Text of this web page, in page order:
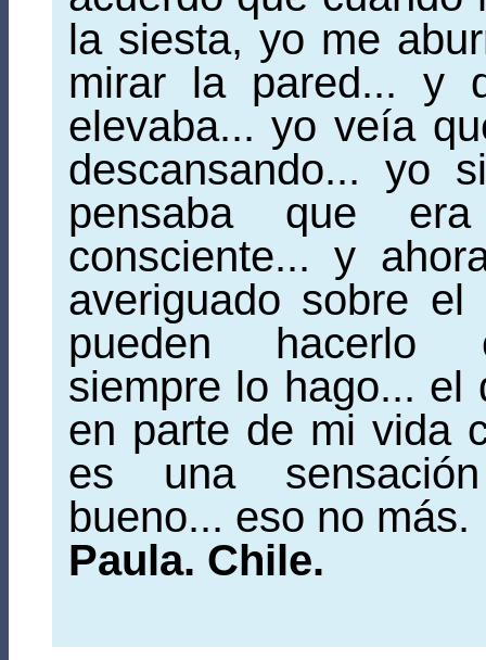
la siesta, yo me
mirar la pared... y
elevaba... yo veía
descansando... yo
pensaba que
consciente... y
averiguado sobre
pueden hacerlo
siempre lo hago... el
en parte de mi vida
es una
bueno... eso no más.
Paula. Chile.